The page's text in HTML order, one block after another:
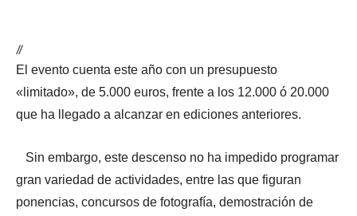
//
El evento cuenta este año con un presupuesto
«limitado», de 5.000 euros, frente a los 12.000 ó 20.000
que ha llegado a alcanzar en ediciones anteriores.
Sin embargo, este descenso no ha impedido programar
gran variedad de actividades, entre las que figuran
ponencias, concursos de fotografía, demostración de